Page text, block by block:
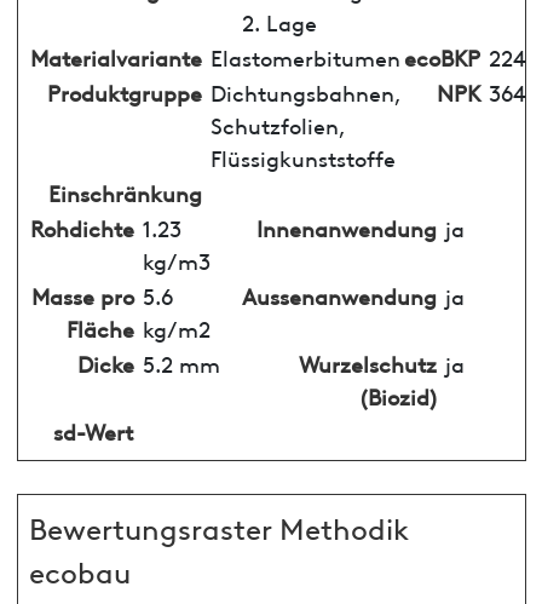
2. Lage
Materialvariante ElastomerbitumenecoBKP 224
Produktgruppe Dichtungsbahnen,
Schutzfolien,
Flüssigkunststoffe
NPK 364
Einschränkung
Rohdichte 1.23
kg/m3
Innenanwendung ja
Masse pro
Fläche
5.6
kg/m2
Aussenanwendung ja
Dicke 5.2 mm
Wurzelschutz
(Biozid)
ja
sd-Wert
Bewertungsraster Methodik
ecobau